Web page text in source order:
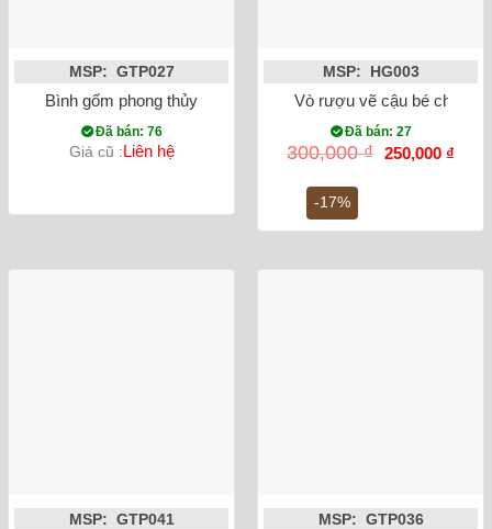
MSP: GTP027
Bình gốm phong thủy mai bình chim công vẽ vàng màu vàng
Đã bán: 76
Giá cũ :Liên hệ
-17%
MSP: HG003
Vò rượu vẽ cậu bé chăn
Đã bán: 27
300,000₫ Giá
250,000 ₫Giá
MSP: GTP041 MSP: GTP036